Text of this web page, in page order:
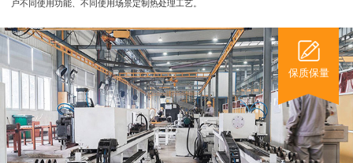
户不同使用功能、不同使用场景定制热处理工艺。
保质保量